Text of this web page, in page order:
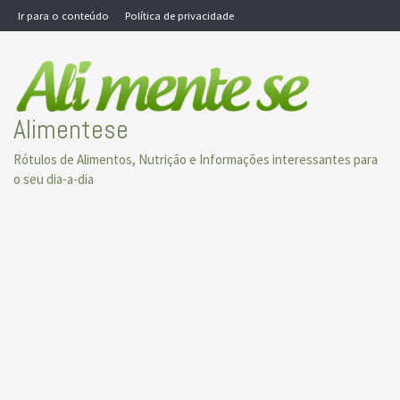
Skip
to
Ir para o conteúdo Política de privacidade
Alimentese
Rótulos de Alimentos, Nutrição e Informações interessantes para
o seu dia-a-dia